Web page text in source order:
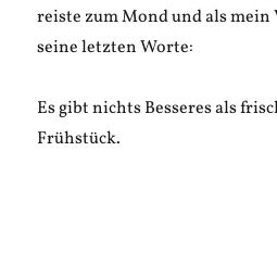
reiste zum Mond und als mein
seine letzten Worte:
Es gibt nichts Besseres als
Frühstück.